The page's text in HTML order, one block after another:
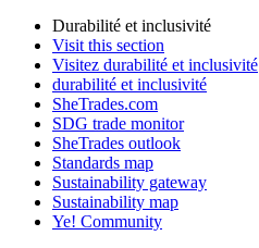
Durabilité et inclusivité
Visit this section
Visitez durabilité et inclusivité
durabilité et inclusivité
SheTrades.com
SDG trade monitor
SheTrades outlook
Standards map
Sustainability gateway
Sustainability map
Ye! Community